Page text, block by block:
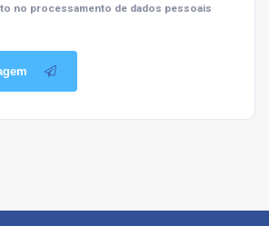
no processamento de dados pessoais